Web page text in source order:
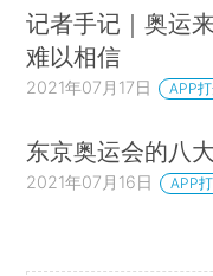
记者手记｜奥运
难以相信
2021年07月17日 APP
东京奥运会的八
2021年07月16日 APP